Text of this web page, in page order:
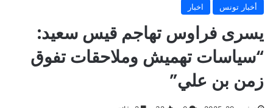
أخبار تونس اخبار
يسرى فراوس تهاجم قيس سعيد:
“سياسات تهميش وملاحقات تفوق
زمن بن علي”